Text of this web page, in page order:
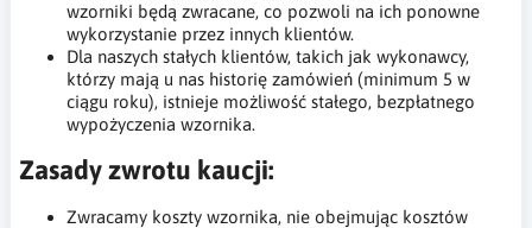
wzorniki będą zwracane, co pozwoli na ich ponowne
wykorzystanie przez innych klientów.
Dla naszych stałych klientów, takich jak wykonawcy,
którzy mają u nas historię zamówień (minimum 5 w
ciągu roku), istnieje możliwość stałego, bezpłatnego
wypożyczenia wzornika.
Zasady zwrotu kaucji:
Zwracamy koszty wzornika, nie obejmując kosztów